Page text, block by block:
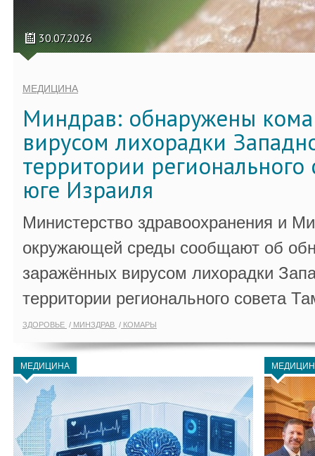
30.07.2026
МЕДИЦИНА
Миндрав: обнаружены
вирусом лихорадки
территории регионального
юге Израиля
Министерство здравоохранения и
окружающей среды сообщают об
заражённых вирусом лихорадки
территории регионального совета
ЗДОРОВЬЕ МИНЗДРАВ КОМАРЫ
МЕДИЦИНА